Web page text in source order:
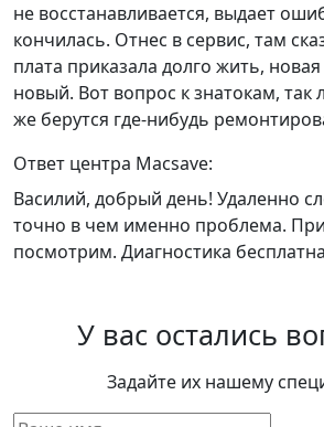
не восстанавливается, выдает
кончилась. Отнес в сервис, там
плата приказала долго жить,
новый. Вот вопрос к знатокам, так
же берутся где-нибудь
Ответ центра Macsave:
Василий, добрый день! Удаленно
точно в чем именно проблема.
посмотрим. Диагностика
У вас остались
Задайте их нашему